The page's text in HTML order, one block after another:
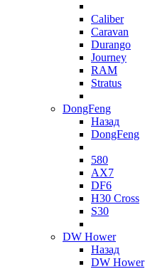
Caliber
Caravan
Durango
Journey
RAM
Stratus
DongFeng
Назад
DongFeng
580
AX7
DF6
H30 Cross
S30
DW Hower
Назад
DW Hower